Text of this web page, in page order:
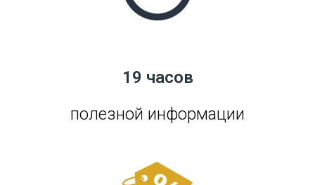
19 часов
полезной информации